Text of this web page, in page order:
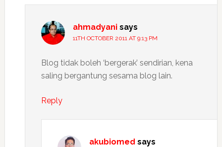
ahmadyani says
11TH OCTOBER 2011 AT 9:13 PM
Blog tidak boleh ‘bergerak’ sendirian, kena
saling bergantung sesama blog lain.
Reply
akubiomed says